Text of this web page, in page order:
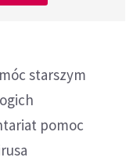
starszym
pomoc